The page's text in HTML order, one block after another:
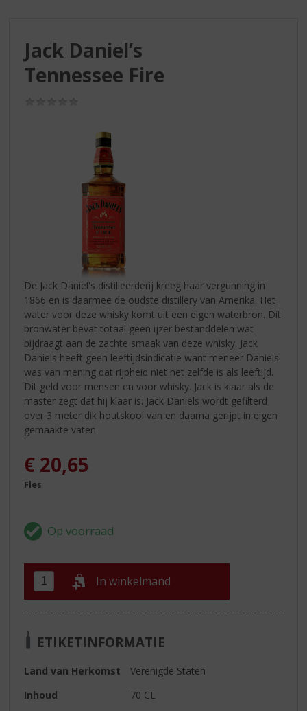
Jack Daniel’s
Tennessee Fire
De Jack Daniel's distilleerderij kreeg haar vergunning in
1866 en is daarmee de oudste distillery van Amerika. Het
water voor deze whisky komt uit een eigen waterbron. Dit
bronwater bevat totaal geen ijzer bestanddelen wat
bijdraagt aan de zachte smaak van deze whisky. Jack
Daniels heeft geen leeftijdsindicatie want meneer Daniels
was van mening dat rijpheid niet het zelfde is als leeftijd.
Dit geld voor mensen en voor whisky. Jack is klaar als de
master zegt dat hij klaar is. Jack Daniels wordt gefilterd
over 3 meter dik houtskool van en daarna gerijpt in eigen
gemaakte vaten.
€ 20,65
Fles
In winkelmand
ETIKETINFORMATIE
Land van Herkomst
Verenigde Staten
Inhoud
70 CL